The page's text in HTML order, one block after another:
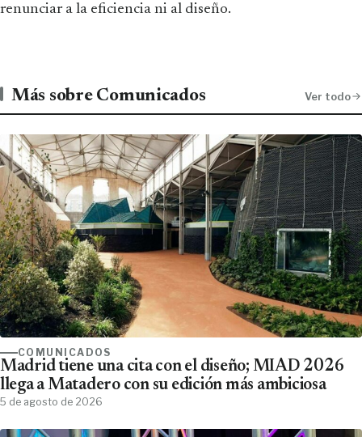
renunciar a la eficiencia ni al diseño.
Más sobre Comunicados Ver todo
COMUNICADOS
Madrid tiene una cita con el diseño; MIAD 2026
llega a Matadero con su edición más ambiciosa
5 de agosto de 2026